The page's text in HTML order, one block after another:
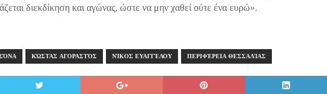
διεκδίκηση και αγώνας, ώστε να μην χαθεί ούτε ένα ευρώ».
ΚΏΣΤΑΣ ΑΓΟΡΑΣΤΌΣ ΝΊΚΟΣ ΕΥΑΓΓΈΛΟΥ ΠΕΡΙΦΈΡΕΙΑ ΘΕΣΣΑΛΊΑΣ